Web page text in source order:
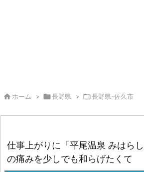
 ホーム > 長野県 > 長野県-佐久市
仕事上がりに「平尾温泉 みはら
の痛みを少しでも和らげたくて